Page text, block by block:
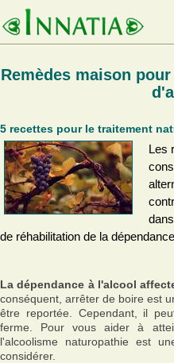
Remèdes maison
5 recettes pour le traitement
Les
de réhabilitation de la
La dépendance à l'alcool
conséquent, arrêter de boire est
être reportée. Cependant, il
ferme. Pour vous aider à
l'alcoolisme naturopathie est
considérer.